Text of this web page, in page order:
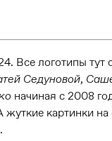
Все логотипы тут
Седуновой,
начиная с 2008
жуткие картинки
.